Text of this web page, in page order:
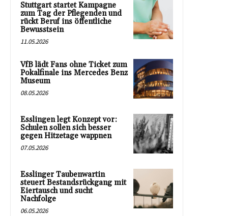
Stuttgart startet Kampagne
zum Tag der Pflegenden und
rückt Beruf ins öffentliche
Bewusstsein
11.05.2026
VfB lädt Fans ohne Ticket zum
Pokalfinale ins Mercedes Benz
Museum
08.05.2026
Esslingen legt Konzept vor:
Schulen sollen sich besser
gegen Hitzetage wappnen
07.05.2026
Esslinger Taubenwartin
steuert Bestandsrückgang mit
Eiertausch und sucht
Nachfolge
06.05.2026